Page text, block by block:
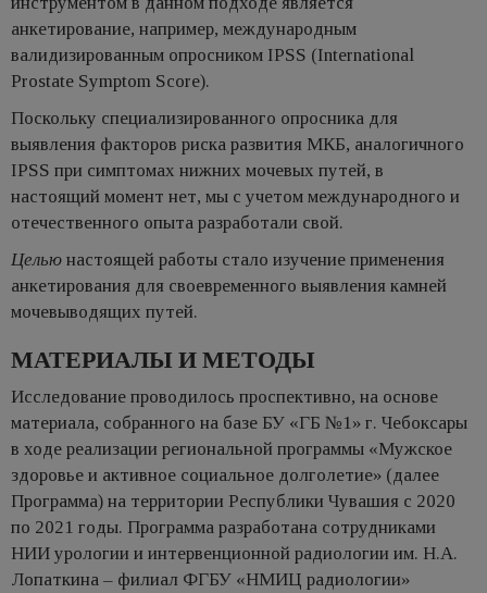
анкетирование, например, международным
валидизированным опросником IPSS (International
Prostate Symptom Score).
Поскольку специализированного опросника для
выявления факторов риска развития МКБ, аналогичного
IPSS при симптомах нижних мочевых путей, в
настоящий момент нет, мы с учетом международного и
отечественного опыта разработали свой.
Целью настоящей работы стало изучение применения
анкетирования для своевременного выявления камней
мочевыводящих путей.
МАТЕРИАЛЫ И МЕТОДЫ
Исследование проводилось проспективно, на основе
материала, собранного на базе БУ «ГБ №1» г. Чебоксары
в ходе реализации региональной программы «Мужское
здоровье и активное социальное долголетие» (далее
Программа) на территории Республики Чувашия с 2020
по 2021 годы. Программа разработана сотрудниками
НИИ урологии и интервенционной радиологии им. Н.А.
Лопаткина – филиал ФГБУ «НМИЦ радиологии»